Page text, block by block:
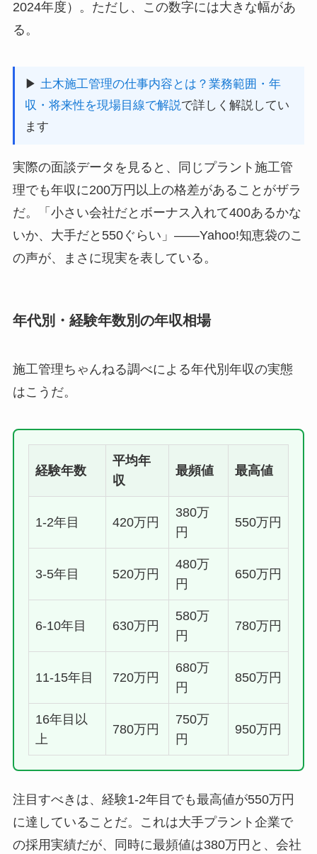
2024年度）。ただし、この数字には大きな幅があ
る。
▶ 土木施工管理の仕事内容とは？業務範囲・年
収・将来性を現場目線で解説で詳しく解説してい
ます
実際の面談データを見ると、同じプラント施工管
理でも年収に200万円以上の格差があることがザラ
だ。「小さい会社だとボーナス入れて400あるかな
いか、大手だと550ぐらい」——Yahoo!知恵袋のこ
の声が、まさに現実を表している。
年代別・経験年数別の年収相場
施工管理ちゃんねる調べによる年代別年収の実態
はこうだ。
経験年数
平均年
収
最頻値 最高値
1-2年目 420万円
380万
円
550万円
3-5年目 520万円
480万
円
650万円
6-10年目 630万円
580万
円
780万円
11-15年目 720万円
680万
円
850万円
16年目以
上
780万円
750万
円
950万円
注目すべきは、経験1-2年目でも最高値が550万円
に達していることだ。これは大手プラント企業で
の採用実績だが、同時に最頻値は380万円と、会社